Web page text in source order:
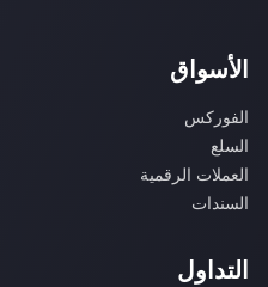
الأسواق
الفوركس
السلع
العملات الرقمية
السندات
التداول